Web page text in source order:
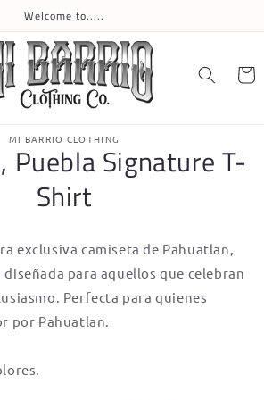
Welcome to.....
Cart
MI BARRIO CLOTHING
Puebla Signature T-
Shirt
exclusiva camiseta de Pahuatlan,
diseñada para aquellos que celebran
Perfecta para quienes
por Pahuatlan.